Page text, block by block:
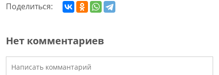
Поделиться:
Нет комментариев